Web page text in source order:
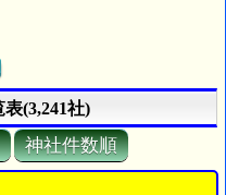
(3,241社)
神社件数順